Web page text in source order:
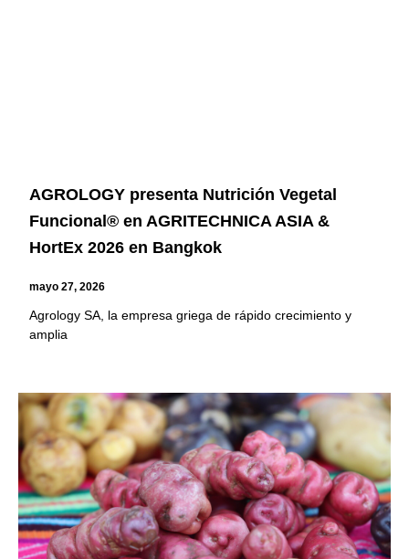
AGROLOGY presenta Nutrición Vegetal
Funcional® en AGRITECHNICA ASIA &
HortEx 2026 en Bangkok
mayo 27, 2026
Agrology SA, la empresa griega de rápido crecimiento y
amplia